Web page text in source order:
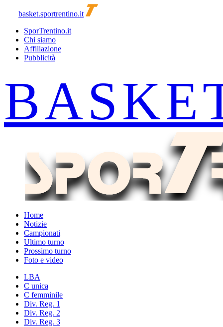
basket.sportrentino.it
SporTrentino.it
Chi siamo
Affiliazione
Pubblicità
Home
Notizie
Campionati
Ultimo turno
Prossimo turno
Foto e video
LBA
C unica
C femminile
Div. Reg. 1
Div. Reg. 2
Div. Reg. 3